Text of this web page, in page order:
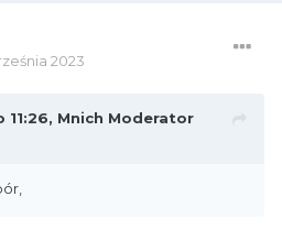
2023
11:26, Mnich Moderator